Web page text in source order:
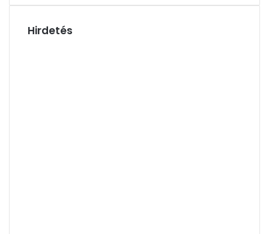
Hirdetés